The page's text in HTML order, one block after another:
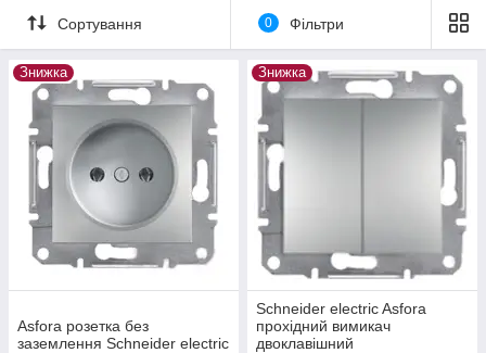
Сортування 0 Фільтри
Знижка
Asfora розетка без
заземлення Schneider electric
Знижка
Schneider electric Asfora
прохідний вимикач
двоклавішний